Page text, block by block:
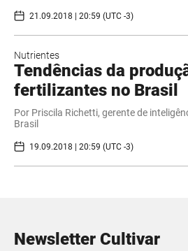
21.09.2018 | 20:59 (UTC -3)
Nutrientes
Tendências da
fertilizantes no Brasil
Por Priscila Richetti, gerente de
Brasil
19.09.2018 | 20:59 (UTC -3)
Newsletter Cultivar